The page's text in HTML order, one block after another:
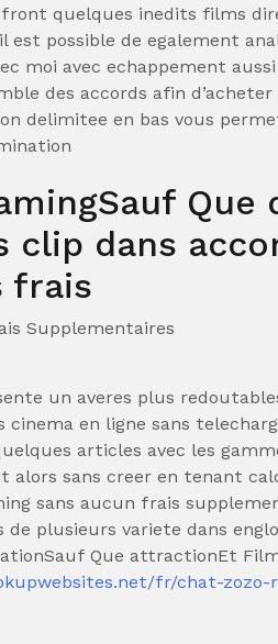
quelques inedits films
est possible de egalement
moi avec echappement
des accords afin
delimitee en bas vous
clip dans
frais
Supplementaires
un averes plus
cinema en ligne sans
articles avec les
alors sans creer en tenant
sans aucun frais
plusieurs variete dans
Que attractionEt
fr/chat-zozo-